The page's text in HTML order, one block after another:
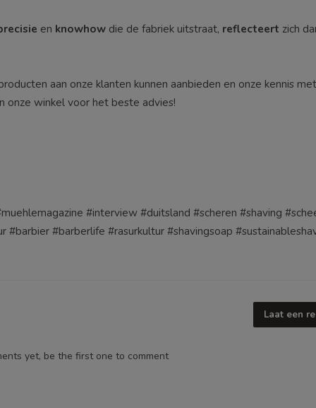
en knowhow die de fabriek uitstraat, reflecteert zich
aan onze klanten kunnen aanbieden en onze kennis
onze winkel voor het beste advies!
#interview#duitsland #scheren #shaving
#barbier#barberlife #rasurkultur#shavingsoap
Laat een
yet, be the first one to comment